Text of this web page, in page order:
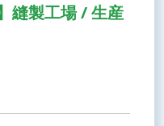
縫製工場 / 生産